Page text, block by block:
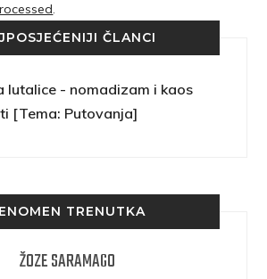
.
ČLANCI
lutalice - nomadizam i kaos
[Tema: Putovanja]
TRENUTKA
ŽOZE SARAMAGO